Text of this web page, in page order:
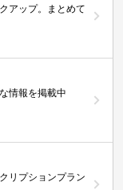
アップ。まとめて
情報を掲載中
リプションプラン